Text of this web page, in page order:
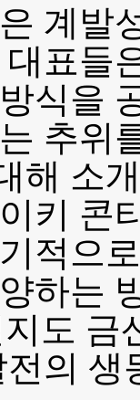
계발
표들
식을
추위
해 소
키 콘
적으
하는
도 금
의